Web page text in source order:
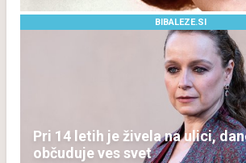
BIBALEZE.SI
Pri 14 letih je živela na ulici,
občuduje ves svet